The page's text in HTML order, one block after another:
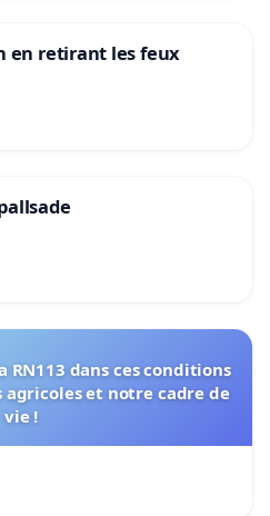
en retirant les feux
RN113 dans ces conditions
agricoles et notre cadre de
vie !